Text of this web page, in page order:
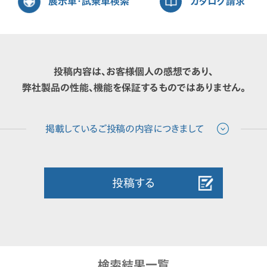
投稿内容は、お客様個人の感想であり、
弊社製品の性能、機能を保証するものではありません。
投稿する